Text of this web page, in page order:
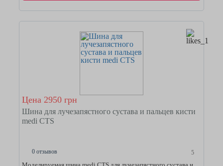
Цена 2950 грн
Шина для лучезапястного сустава и пальцев кисти
medi CTS
0 отзывов 5